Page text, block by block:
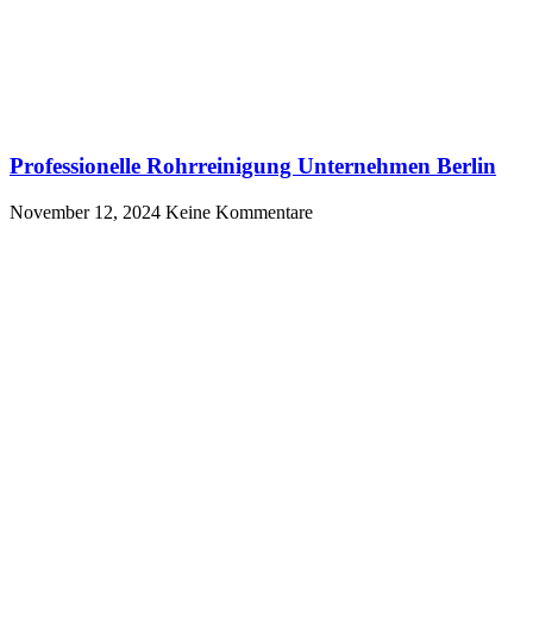
Professionelle Rohrreinigung Unternehmen Berlin
November 12, 2024 Keine Kommentare